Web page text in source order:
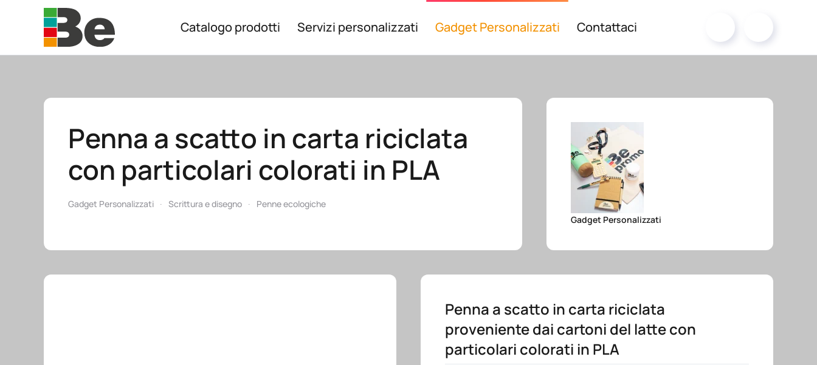
Skip to main content Catalogo prodotti Servizi personalizzati Gadget Personalizzati Contattaci
Penna a scatto in carta riciclata
con particolari colorati in PLA
Gadget Personalizzati Scrittura e disegno
Penne ecologiche
Gadget Personalizzati
Penna a scatto in carta riciclata
proveniente dai cartoni del latte con
particolari colorati in PLA